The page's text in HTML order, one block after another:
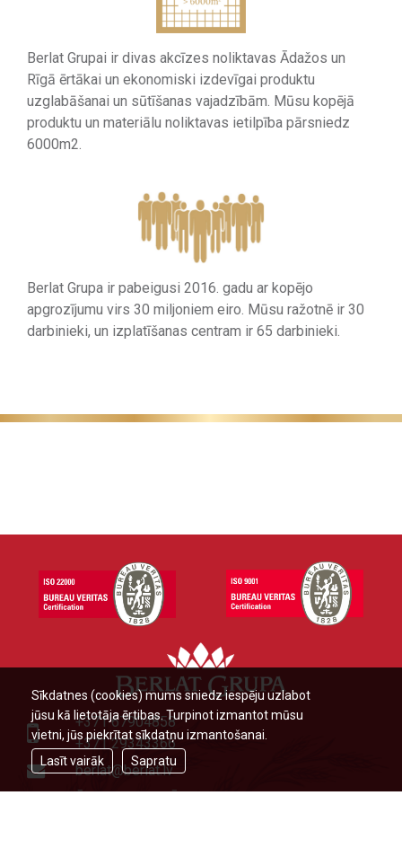
Berlat Grupai ir divas akcīzes noliktavas Ādažos un
Rīgā ērtākai un ekonomiski izdevīgai produktu
uzglabāšanai un sūtīšanas vajadzībām. Mūsu kopējā
produktu un materiālu noliktavas ietilpība pārsniedz
6000m2.
Berlat Grupa ir pabeigusi 2016. gadu ar kopējo
apgrozījumu virs 30 miljoniem eiro. Mūsu ražotnē ir 30
darbinieki, un izplatīšanas centram ir 65 darbinieki.
+371 67904858
+371 29343366
berlat@berlat.lv
Sīkdatnes (cookies) mums sniedz iespēju uzlabot
jūsu kā lietotāja ērtibas. Turpinot izmantot mūsu
vietni, jūs piekrītat sīkdatņu izmantošanai.
Lasīt vairāk
Sapratu